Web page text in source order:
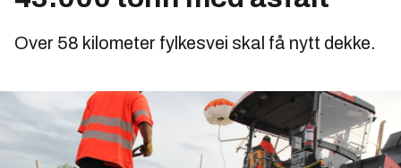
Over 58 kilometer fylkesvei skal få nytt dekke.